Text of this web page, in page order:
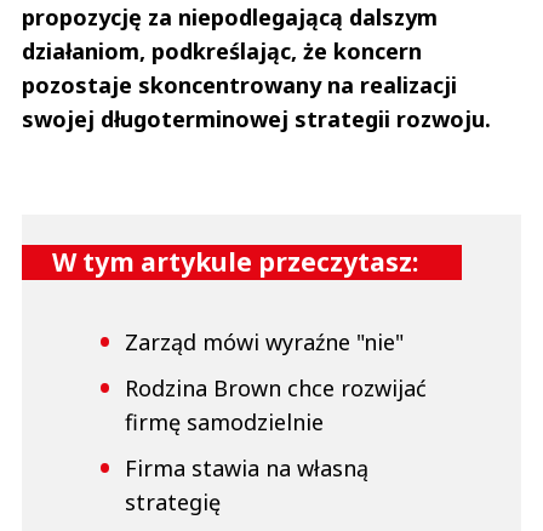
propozycję za niepodlegającą dalszym
działaniom, podkreślając, że koncern
pozostaje skoncentrowany na realizacji
swojej długoterminowej strategii rozwoju.
W tym artykule przeczytasz:
Zarząd mówi wyraźne "nie"
Rodzina Brown chce rozwijać
firmę samodzielnie
Firma stawia na własną
strategię